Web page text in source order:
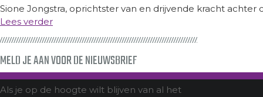
Sione Jongstra, oprichtster van en drijvende kracht
Lees verder
MELD JE AAN VOOR DE NIEUWSBRIEF
Als je op de hoogte wilt blijven van al het